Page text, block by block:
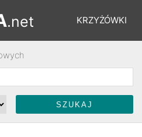
KRZYŻÓWKI
ŁAMIGŁÓWKI
.net